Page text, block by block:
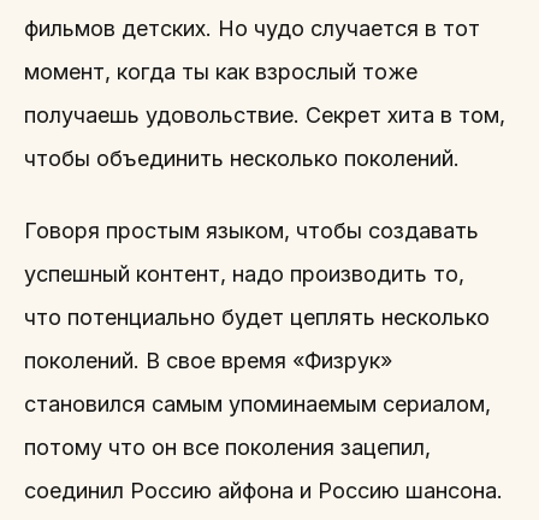
фильмов детских. Но чудо случается в тот
момент, когда ты как взрослый тоже
получаешь удовольствие. Секрет хита в том,
чтобы объединить несколько поколений.
Говоря простым языком, чтобы создавать
успешный контент, надо производить то,
что потенциально будет цеплять несколько
поколений. В свое время «Физрук»
становился самым упоминаемым сериалом,
потому что он все поколения зацепил,
соединил Россию айфона и Россию шансона.